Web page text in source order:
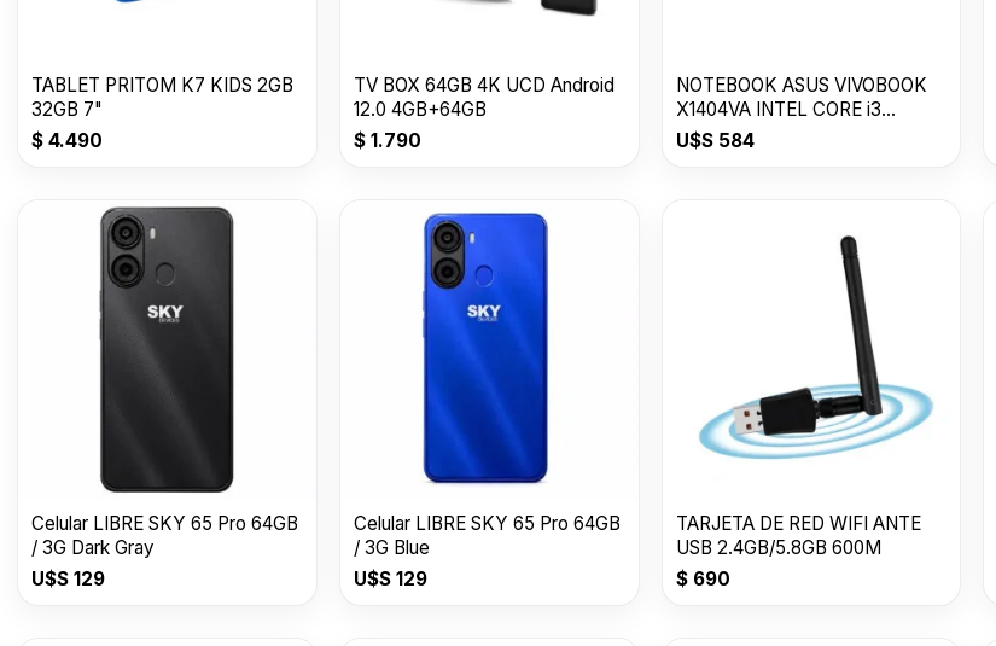
TABLET PRITOM K7 KIDS 2GB
32GB 7"
$ 4.490
TV BOX 64GB 4K UCD Android
12.0 4GB+64GB
$1.790
NOTEBOOK ASUS VIVOBOOK
X1404VA INTEL CORE i3
8GB/128GB SSD
U$S584
Celular LIBRE SKY 65 Pro 64GB
/ 3G Dark Gray
U$S 129
Celular LIBRE SKY 65 Pro 64GB
/ 3G Blue
U$S129
TARJETA DE RED WIFI ANTE
USB 2.4GB/5.8GB 600M
$690